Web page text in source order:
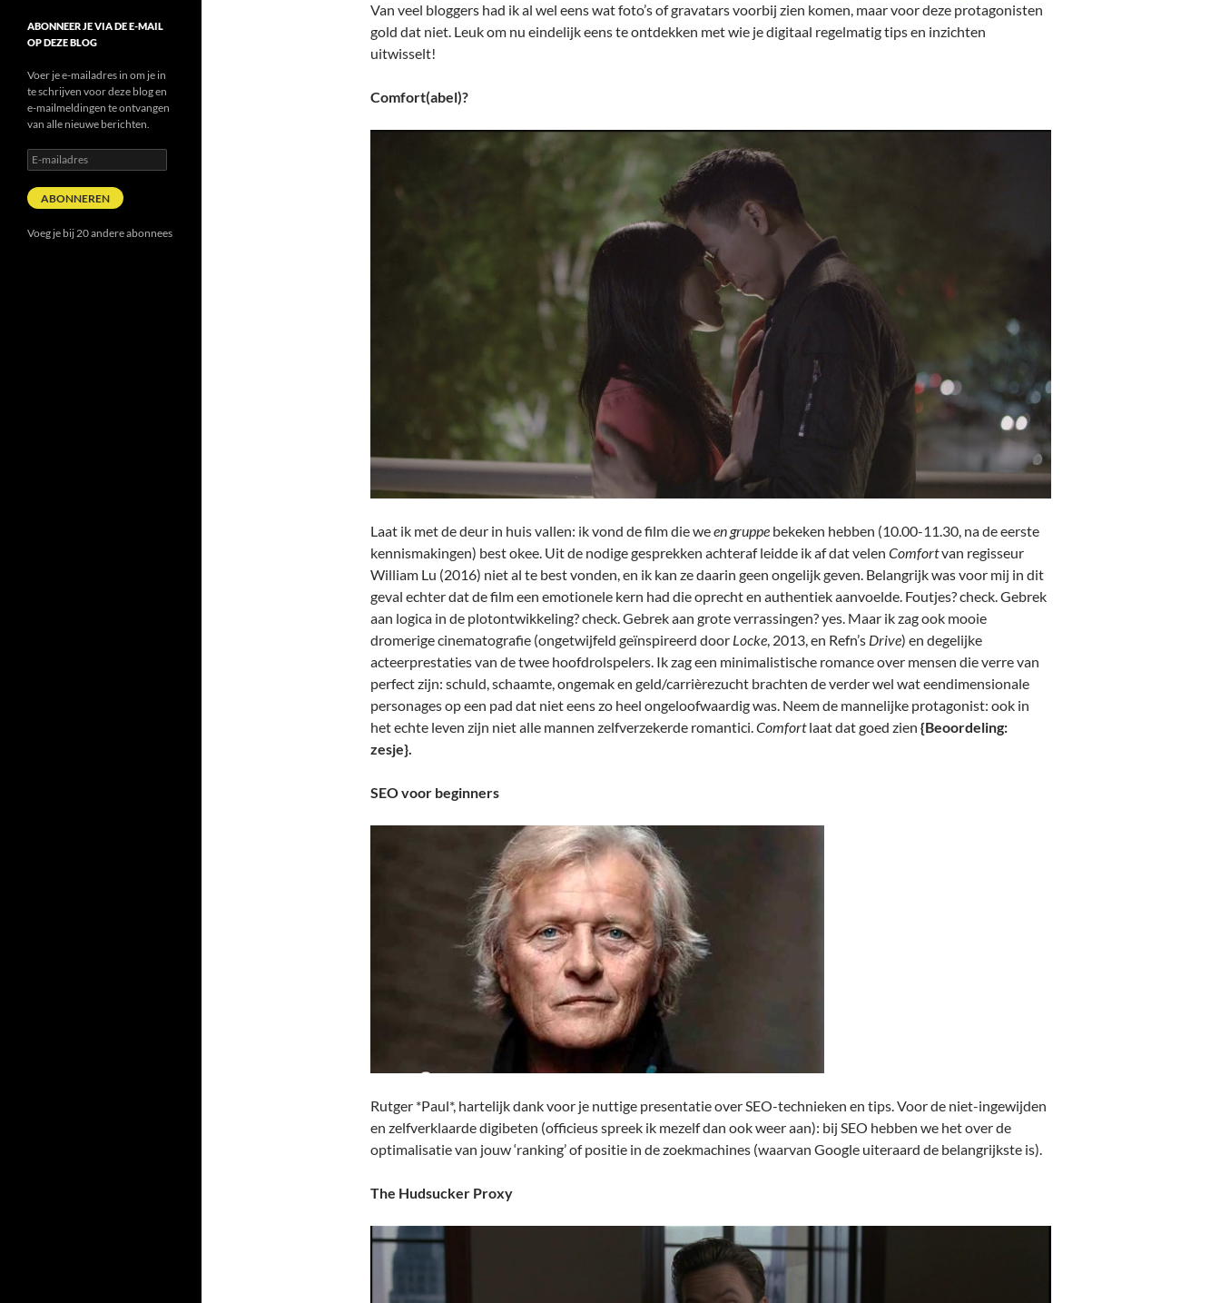
Van veel bloggers had ik al wel eens wat foto’s of gravatars voorbij zien komen, maar voor deze protagonisten
gold dat niet. Leuk om nu eindelijk eens te ontdekken met wie je digitaal regelmatig tips en inzichten
uitwisselt!
Comfort(abel)?
Laat ik met de deur in huis vallen: ik vond de film die ween gruppe bekeken hebben (10.00-11.30, na de eerste
kennismakingen) best okee. Uit de nodige gesprekken achteraf leidde ik af dat velen Comfortvan regisseur
William Lu (2016) niet al te best vonden, en ik kan ze daarin geen ongelijk geven. Belangrijk was voor mij in dit
geval echter dat de film een emotionele kern had die oprecht en authentiek aanvoelde. Foutjes? check. Gebrek
aan logica in de plotontwikkeling? check. Gebrek aan grote verrassingen? yes. Maar ik zag ook mooie
dromerige cinematografie (ongetwijfeld geïnspireerd door Locke, 2013, en Refn’s Drive) en degelijke
acteerprestaties van de twee hoofdrolspelers. Ik zag een minimalistische romance over mensen die verre van
perfect zijn: schuld, schaamte, ongemak en geld/carrièrezucht brachten de verder wel wat eendimensionale
personages op een pad dat niet eens zo heel ongeloofwaardig was. Neem de mannelijke protagonist: ook in
het echte leven zijn niet alle mannen zelfverzekerde romantici.Comfortlaat dat goed zien {Beoordeling:
zesje}.
SEO voor beginners
Rutger *Paul*, hartelijk dank voor je nuttige presentatie over SEO-technieken en tips. Voor de niet-ingewijden
en zelfverklaarde digibeten (officieus spreek ik mezelf dan ook weer aan): bij SEO hebben we het over de
optimalisatie van jouw ‘ranking’ of positie in de zoekmachines (waarvan Google uiteraard de belangrijkste is).
The Hudsucker Proxy
ABONNEER JE VIA DE E-MAIL
OP DEZE BLOG
Voer je e-mailadres in om je in
te schrijven voor deze blog en
e-mailmeldingen te ontvangen
van alle nieuwe berichten.
E-
mailadres
ABONNEREN
Voeg je bij 20 andere abonnees